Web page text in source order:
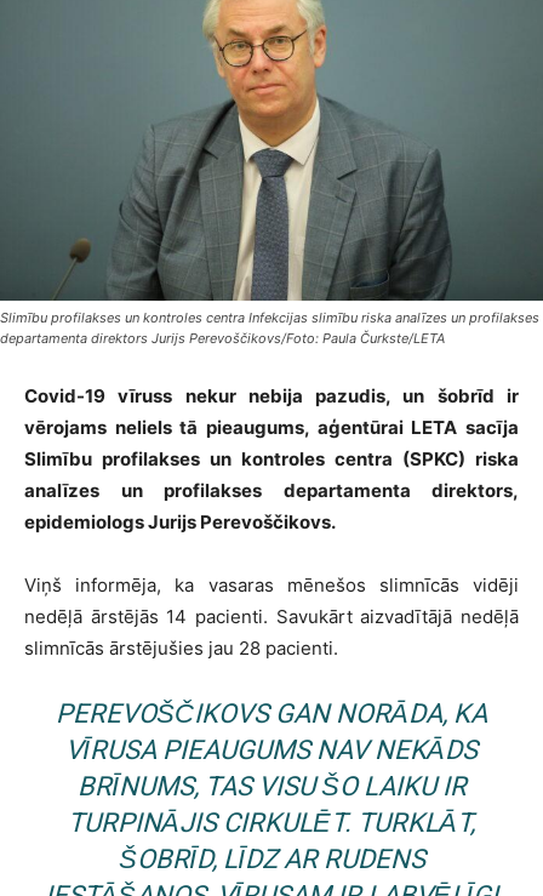
Slimību profilakses un kontroles centra Infekcijas slimību riska analīzes un profilakses
departamenta direktors Jurijs Perevoščikovs/Foto: Paula Čurkste/LETA
Covid-19 vīruss nekur nebija pazudis, un šobrīd ir
vērojams neliels tā pieaugums, aģentūrai LETA sacīja
Slimību profilakses un kontroles centra (SPKC) riska
analīzes un profilakses departamenta direktors,
epidemiologs Jurijs Perevoščikovs.
Viņš informēja, ka vasaras mēnešos slimnīcās vidēji
nedēļā ārstējās 14 pacienti. Savukārt aizvadītājā nedēļā
slimnīcās ārstējušies jau 28 pacienti.
PEREVOŠČIKOVS GAN NORĀDA, KA
VĪRUSA PIEAUGUMS NAV NEKĀDS
BRĪNUMS, TAS VISU ŠO LAIKU IR
TURPINĀJIS CIRKULĒT. TURKLĀT,
ŠOBRĪD, LĪDZ AR RUDENS